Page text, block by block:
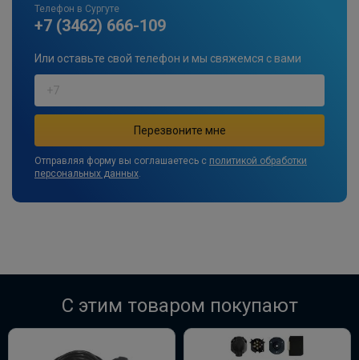
ПОД ЗАКАЗ ОТ 14 ДНЕЙ
по запросу
В корзину
System для Skoda Kodiaq, Octavia III
лифтбек/универсал / Volkswagen Passat
В корзину
Штатная электрика фаркопа Hak-
System для Skoda Kodiaq , Octavia III
Телефон в Сургуте
+7 (3462) 666-109
Или оставьте свой телефон и мы свяжемся с вами
Отправляя форму вы соглашаетесь с политикой обработки
персональных данных.
C этим товаром покупают